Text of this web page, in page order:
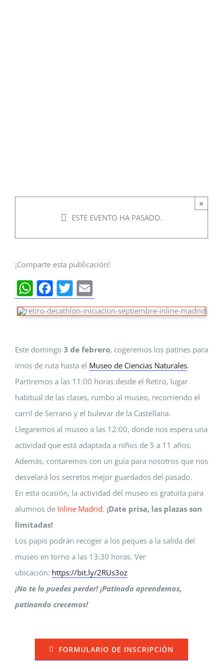
ESTE EVENTO HA PASADO.
×
¡Comparte esta publicación!
WhatsApp
Facebook
Twitter
Este domingo 3 de febrero, cogeremos los patines para
irnos de ruta hasta el Museo de Ciencias Naturales.
Partiremos a las 11:00 horas desde el Retiro, lugar
habitual de las clases, rumbo al museo, recorriendo el
carril de Serrano y el bulevar de la Castellana.
Llegaremos al museo a las 12:00, donde nos espera una
actividad que está adaptada a niños de 5 a 11 años.
Además, contaremos con un guía para nosotros que nos
desvelará los secretos mejor guardados del pasado.
En esta ocasión, la actividad del museo es gratuita para
alumnos de Inline Madrid. ¡Date prisa, las plazas son
limitadas!
Los papis podrán recoger a los peques a la salida del
museo en torno a las 13:30 horas. Ver
ubicación: https://bit.ly/2RUs3oz
¡No te lo puedes perder! ¡Patinado aprendemos,
patinando crecemos!
FORMULARIO DE INSCRIPCIÓN